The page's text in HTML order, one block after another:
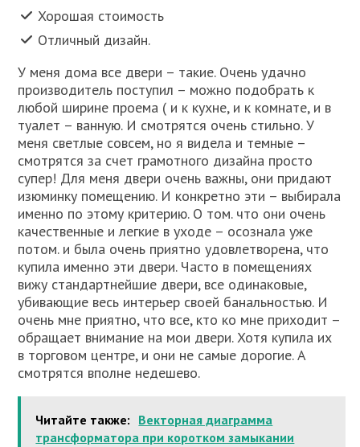
Хорошая стоимость
Отличный дизайн.
У меня дома все двери – такие. Очень удачно
производитель поступил – можно подобрать к
любой ширине проема ( и к кухне, и к комнате, и в
туалет – ванную. И смотрятся очень стильно. У
меня светлые совсем, но я видела и темные –
смотрятся за счет грамотного дизайна просто
супер! Для меня двери очень важны, они придают
изюминку помещению. И конкретно эти – выбирала
именно по этому критерию. О том. что они очень
качественные и легкие в уходе – осознала уже
потом. и была очень приятно удовлетворена, что
купила именно эти двери. Часто в помещениях
вижу стандартнейшие двери, все одинаковые,
убивающие весь интерьер своей банальностью. И
очень мне приятно, что все, кто ко мне приходит –
обращает внимание на мои двери. Хотя купила их
в торговом центре, и они не самые дорогие. А
смотрятся вполне недешево.
Читайте также: Векторная диаграмма
трансформатора при коротком замыкании